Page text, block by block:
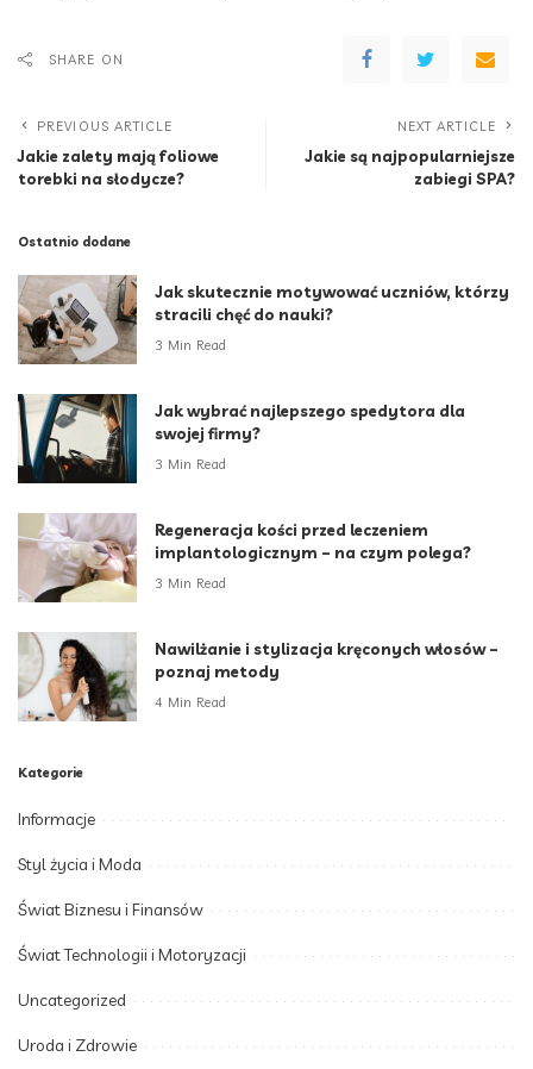
SHARE ON
PREVIOUS ARTICLE
Jakie zalety mają foliowe
torebki na słodycze?
NEXT ARTICLE
Jakie są najpopularniejsze
zabiegi SPA?
Ostatnio dodane
Jak skutecznie motywować uczniów, którzy
stracili chęć do nauki?
3 Min Read
Jak wybrać najlepszego spedytora dla
swojej firmy?
3 Min Read
Regeneracja kości przed leczeniem
implantologicznym – na czym polega?
3 Min Read
Nawilżanie i stylizacja kręconych włosów –
poznaj metody
4 Min Read
Kategorie
Informacje
Styl życia i Moda
Świat Biznesu i Finansów
Świat Technologii i Motoryzacji
Uncategorized
Uroda i Zdrowie